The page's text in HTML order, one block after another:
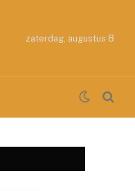
zaterdag, augustus 8